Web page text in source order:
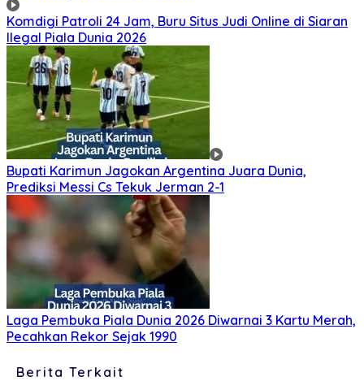
Komdigi Patroli 24 Jam, Buru Situs Judi Online di Siaran
Ilegal Piala Dunia 2026
Bupati Karimun Jagokan Argentina Juara Dunia,
Prediksi Messi Cs Tekuk Jerman 2-1
Laga Pembuka Piala Dunia 2026 Diwarnai 3 Kartu Merah,
Pecahkan Rekor Sejak 1990
Berita Terkait